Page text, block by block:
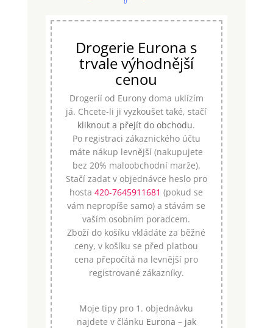
Drogerie Eurona s
trvale výhodnější
cenou
Drogerií od Eurony doma uklízím
já. Chcete-li ji vyzkoušet také, stačí
kliknout a přejít do obchodu.
Po registraci zákaznického účtu
máte nákup levnější (nakupujete
bez 20% maloobchodní marže).
Stačí zadat v objednávce heslo pro
hosta420-7645911681 (pokud se
vám nepropíše samo) a stávám se
vaším osobním poradcem.
Zboží do košíku vkládáte za běžné
ceny, v košíku se před platbou
cena přepočítá na levnější pro
registrované zákazníky.
Moje tipy pro 1. objednávku
najdete v článku Eurona – jak